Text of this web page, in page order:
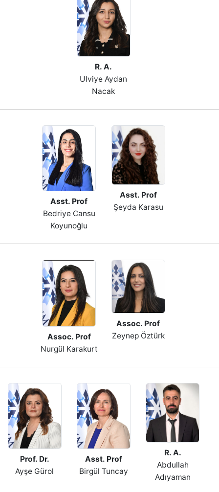
R. A.
Ulviye Aydan
Nacak
Asst. Prof
Bedriye Cansu
Koyunoğlu
Asst. Prof
Şeyda Karasu
Assoc. Prof
Nurgül Karakurt
Assoc. Prof
Zeynep Öztürk
Prof. Dr.
Ayşe Gürol
Asst. Prof
Birgül Tuncay
R. A.
Abdullah
Adıyaman